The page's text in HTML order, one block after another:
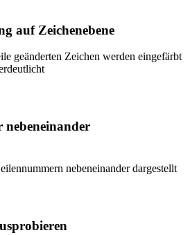
auf Zeichenebene
geänderten Zeichen werden eingefärbt
nebeneinander dargestellt